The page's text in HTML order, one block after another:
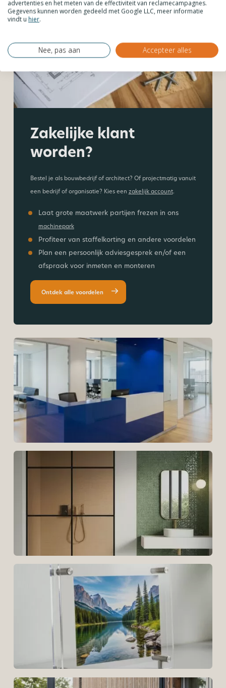
Zakelijke klant
worden?
Bestel je als bouwbedrijf of architect? Of projectmatig vanuit
een bedrijf of organisatie? Kies een zakelijk account.
Laat grote maatwerk partijen frezen in ons
machinepark
Profiteer van staffelkorting en andere voordelen
Plan een persoonlijk adviesgesprek en/of een
afspraak voor inmeten en monteren
Ontdek alle voordelen
advertenties en het meten van de effectiviteit van reclamecampagnes.
Gegevens kunnen worden gedeeld met Google LLC, meer informatie
vindt u hier.
Nee, pas aan Accepteer alles